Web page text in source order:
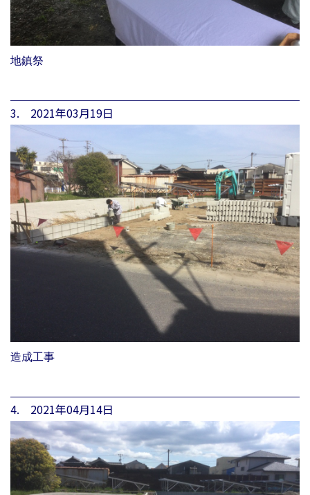
地鎮祭
3. 2021年03月19日
造成工事
4. 2021年04月14日